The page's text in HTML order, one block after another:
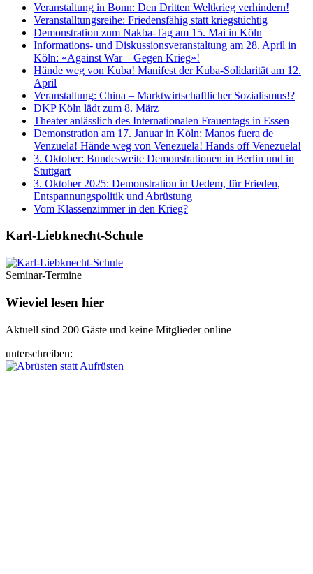
Veranstaltung in Bonn: Den Dritten Weltkrieg verhindern!
Veranstalltungsreihe: Friedensfähig statt kriegstüchtig
Demonstration zum Nakba-Tag am 15. Mai in Köln
Informations- und Diskussionsveranstaltung am 28. April in
Köln: «Against War – Gegen Krieg»!
Hände weg von Kuba! Manifest der Kuba-Solidarität am 12.
April
Veranstaltung: China – Marktwirtschaftlicher Sozialismus!?
DKP Köln lädt zum 8. März
Theater anlässlich des Internationalen Frauentags in Essen
Demonstration am 17. Januar in Köln: Manos fuera de
Venzuela! Hände weg von Venezuela! Hands off Venezuela!
3. Oktober: Bundesweite Demonstrationen in Berlin und in
Stuttgart
3. Oktober 2025: Demonstration in Uedem, für Frieden,
Entspannungspolitik und Abrüstung
Vom Klassenzimmer in den Krieg?
Karl-Liebknecht-­Schule
Seminar-Termine
Wieviel lesen hier
Aktuell sind 200 Gäste und keine Mitglieder online
unterschreiben: